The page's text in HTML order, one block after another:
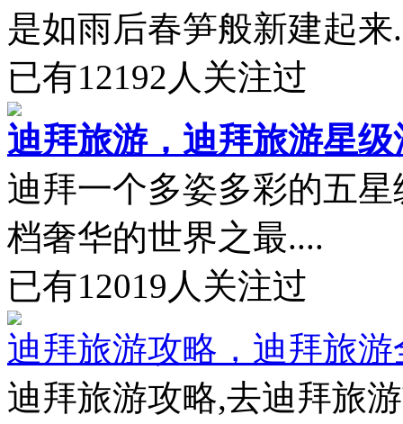
是如雨后春笋般新建起来
已有12192 人关注过
迪拜旅游，迪拜旅游星
迪拜一个多姿多彩的五
档奢华的世界之最....
已有12019 人关注过
迪拜旅游攻略，迪拜旅
迪拜旅游攻略,去迪拜旅